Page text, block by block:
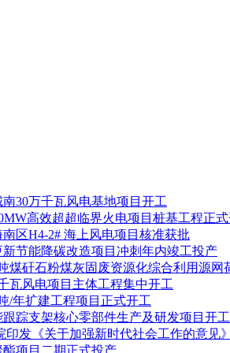
30万千瓦风电基地项目开工
高效超超临界火电项目桩基工程正
区H4-2# 海上风电项目核准获批
节能降碳改造项目冲刺年内竣工投产
煤矸石粉煤灰固废资源化综合利用源网
瓦风电项目主体工程集中开工
/年扩建工程项目正式开工
踪支架核心零部件生产及研发项目开工
印发《关于加强新时代社会工作的意见》
项目二期正式投产